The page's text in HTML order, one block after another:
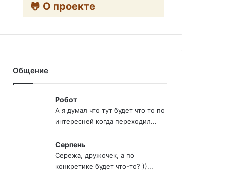
🐸 О проекте
Общение
Робот
А я думал что тут будет что то по
интересней когда переходил...
Серпень
Сережа, дружочек, а по
конкретике будет что-то? ))...